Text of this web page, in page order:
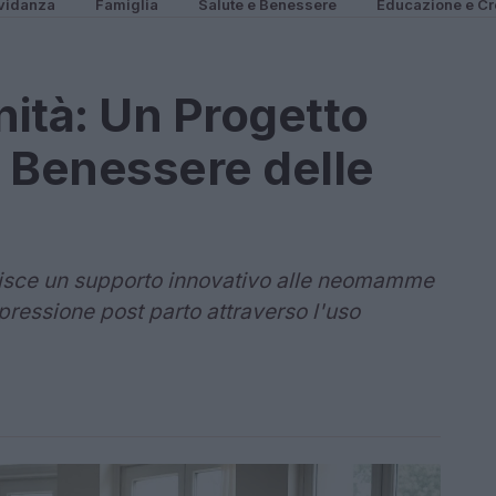
Famiglia Salute e Benessere Educazione e
Un Progetto
delle
un supporto innovativo alle neomamme
post parto attraverso l'uso